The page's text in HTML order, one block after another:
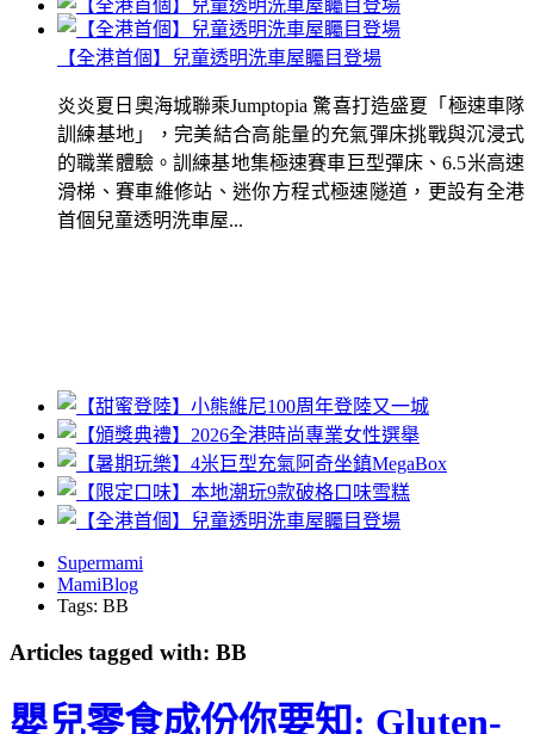
【全港首個】兒童透明洗車屋矚目登場
炎炎夏日奧海城聯乘Jumptopia 驚喜打造盛夏「極速車隊
訓練基地」，完美結合高能量的充氣彈床挑戰與沉浸式
的職業體驗。訓練基地集極速賽車巨型彈床、6.5米高速
滑梯、賽車維修站、迷你方程式極速隧道，更設有全港
首個兒童透明洗車屋...
Supermami
MamiBlog
Tags: BB
Articles tagged with: BB
嬰兒零食成份你要知: Gluten-